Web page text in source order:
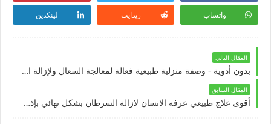
واتساب ريدايت لينكدين
المقال التالي
بدون أدوية - وصفة منزلية طبيعية فعالة لمعالجة السعال ولإزالة الاحتقان والبلغم في 3 أيام فقط!
المقال السابق
أقوى علاج طبيعي عرفه الانسان لازالة السرطان بشكل نهائي بإذن الله ! فوائده مذهلة والنتيجة سحرية